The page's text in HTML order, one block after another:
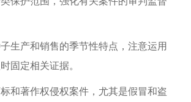
产和销售的季节性特点，注意运用
固定相关证据。
著作权侵权案件，尤其是假冒和盗